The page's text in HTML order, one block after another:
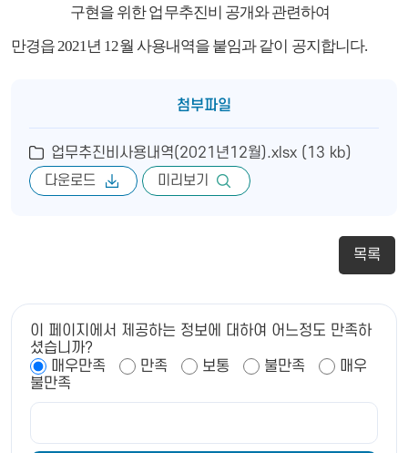
구현을 위한 업무추진비 공개와 관련하여
만경읍2021년 12월 사용내역을 붙임과 같이 공지합니다.
첨부파일
업무추진비사용내역(2021년12월).xlsx (13 kb)
다운로드
미리보기
목록
이 페이지에서 제공하는 정보에 대하여 어느정도 만족하
셨습니까?
매우만족
만족 보통 불만족
매우
불만족